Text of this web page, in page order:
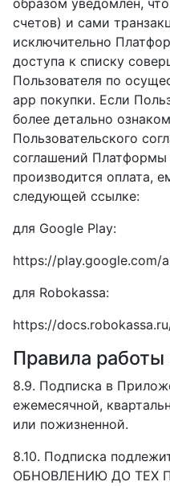
образом уведомлен,
счетов) и сами
исключительно
доступа к списку
Пользователя по
app покупки. Если
более детально
Пользовательского
соглашений Платформы
производится оплата,
следующей ссылке:
для Google Play:
https://play.google.com/
для Robokassa:
https://
Правила работы
8.9. Подписка в
ежемесячной,
или пожизненной.
8.10. Подписка
ОБНОВЛЕНИЮ ДО ТЕХ